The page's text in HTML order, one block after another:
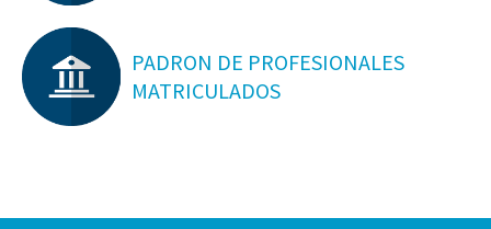
PADRON DE PROFESIONALES
MATRICULADOS